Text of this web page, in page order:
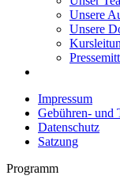
Unsere
Unsere
Impressum
Gebühren- und
Datenschutz
Satzung
Programm